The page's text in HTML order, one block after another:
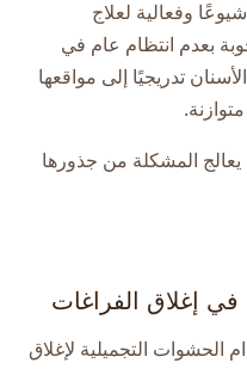
وفعالية لعلاج
بعدم انتظام عام في
تدريجيًا إلى مواقعها
يعالج المشكلة من جذورها
في إغلاق الفراغات
الحشوات التجميلية لإغلاق